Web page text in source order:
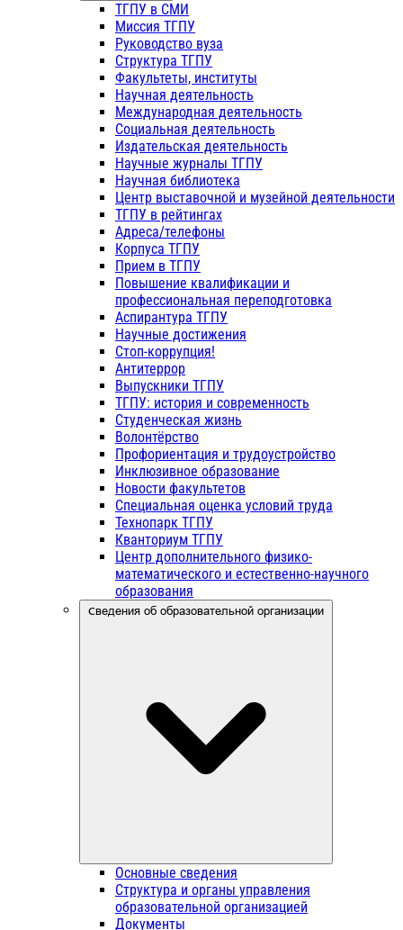
ТГПУ в СМИ
Миссия ТГПУ
Руководство вуза
Структура ТГПУ
Факультеты, институты
Научная деятельность
Международная деятельность
Социальная деятельность
Издательская деятельность
Научные журналы ТГПУ
Научная библиотека
Центр выставочной и музейной деятельности
ТГПУ в рейтингах
Адреса/телефоны
Корпуса ТГПУ
Прием в ТГПУ
Повышение квалификации и
профессиональная переподготовка
Аспирантура ТГПУ
Научные достижения
Стоп-коррупция!
Антитеррор
Выпускники ТГПУ
ТГПУ: история и современность
Студенческая жизнь
Волонтёрство
Профориентация и трудоустройство
Инклюзивное образование
Новости факультетов
Специальная оценка условий труда
Технопарк ТГПУ
Кванториум ТГПУ
Центр дополнительного физико-
математического и естественно-научного
образования
Сведения об образовательной организации
Основные сведения
Структура и органы управления
образовательной организацией
Документы